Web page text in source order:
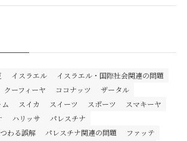
イスラエル
イスラエル・国際社会関連の問題
クーフィーヤ ココナッツ
ザータル
スイカ スイーツ スポーツ
スマキーヤ
ハリッサ
パレスチナ
わる誤解
パレスチナ関連の問題
ファッテ